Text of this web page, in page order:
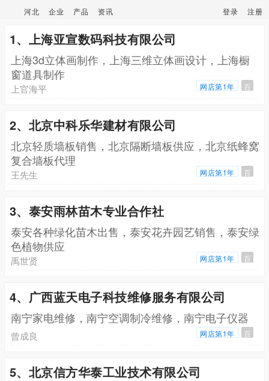
河北 企业 产品 资讯 登录 注册
1、上海亚宣数码科技有限公司
上海3d立体画制作，上海三维立体画设计，上海橱
窗道具制作
上官海平 网店第1年 百
2、北京中科乐华建材有限公司
北京轻质墙板销售，北京隔断墙板供应，北京纸蜂窝
复合墙板代理
王先生 网店第1年 百
3、泰安雨林苗木专业合作社
泰安各种绿化苗木出售，泰安花卉园艺销售，泰安绿
色植物供应
禹世贤 网店第1年 百
4、广西蓝天电子科技维修服务有限公司
南宁家电维修，南宁空调制冷维修，南宁电子仪器
曾成良 网店第1年 百
5、北京信方华泰工业技术有限公司